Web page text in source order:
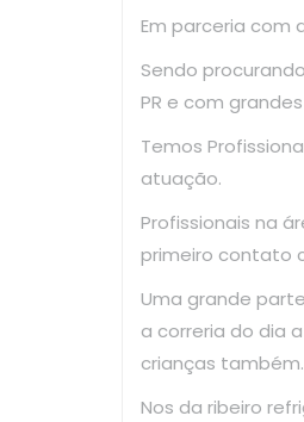
Em parceria com
Sendo
PR e com
Temos
atuação.
Profissionais na
primeiro contato
Uma grande
a correria do dia
crianças também.
Nos da ribeiro